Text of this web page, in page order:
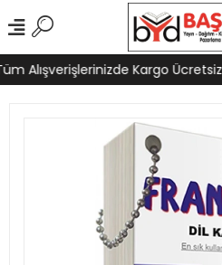
Alışverişlerinizde Kargo Ücretsiz!